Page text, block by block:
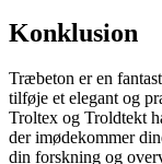
Konklusion
Træbeton er en
tilføje et elegant og
Troltex og Troldtekt
der imødekommer
din forskning og